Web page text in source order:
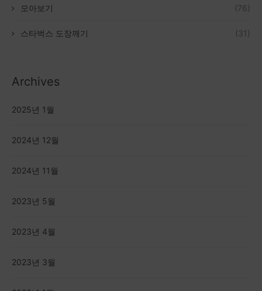
모아보기 (76)
스타벅스 도장깨기 (31)
Archives
2025년 1월
2024년 12월
2024년 11월
2023년 5월
2023년 4월
2023년 3월